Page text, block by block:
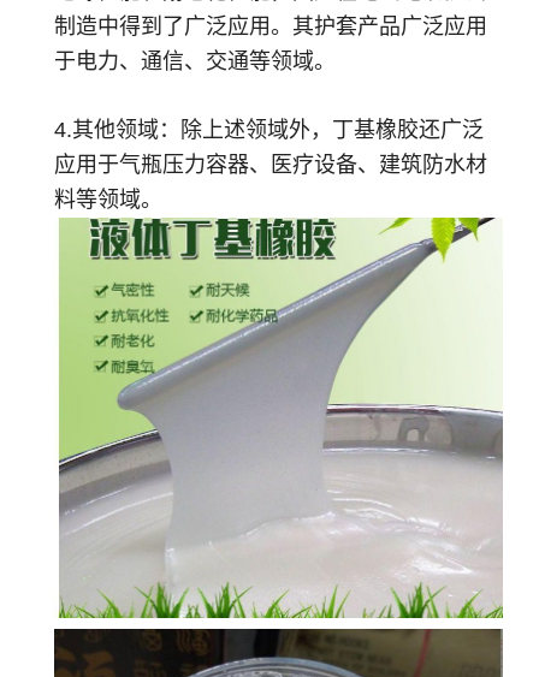
制造中得到了广泛应用。其护套产品广泛应用
于电力、通信、交通等领域。
4.其他领域：除上述领域外，丁基橡胶还广泛
应用于气瓶压力容器、医疗设备、建筑防水材
料等领域。